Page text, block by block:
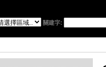
關建字: